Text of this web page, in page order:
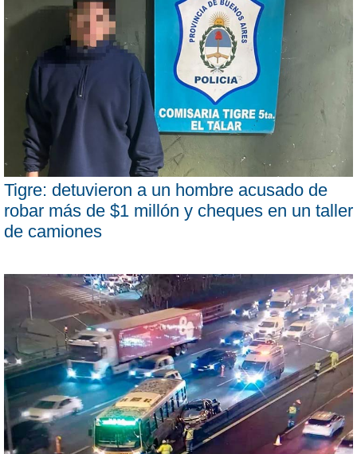
Tigre: detuvieron a un hombre acusado de
robar más de $1 millón y cheques en un taller
de camiones